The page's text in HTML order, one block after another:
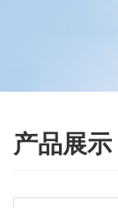
产品展示